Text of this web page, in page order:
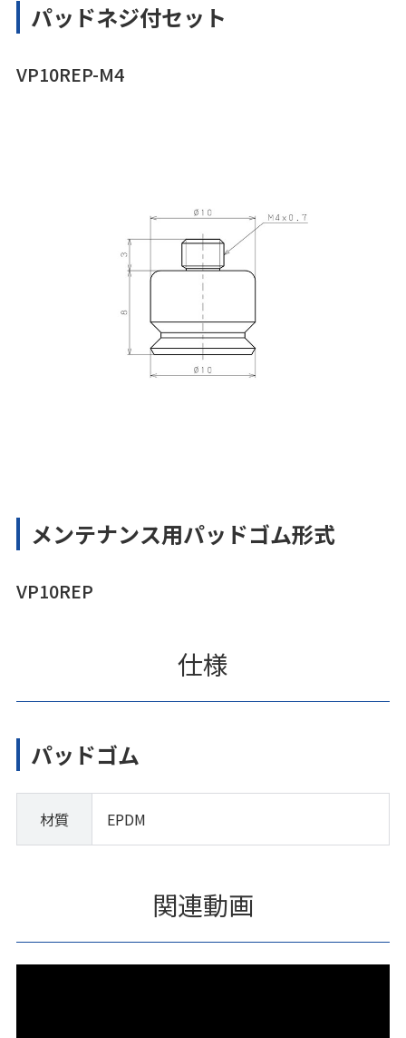
パッドネジ付セット
VP10REP-M4
メンテナンス用パッドゴム形式
VP10REP
仕様
パッドゴム
材質 EPDM
関連動画